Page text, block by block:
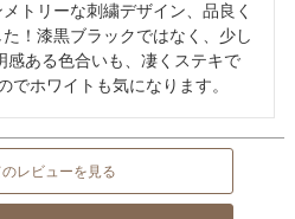
トリーな刺繍デザイン、品良く
！漆黒ブラックではなく、少し
感ある色合いも、凄くステキで
レビューを見る